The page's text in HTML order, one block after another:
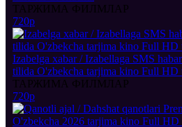
ТАРЖИМА ФИЛМЛАР
720p
Izabelga xabar / Izabellaga SMS
tilida O'zbekcha tarjima kino Full HD
ТАРЖИМА ФИЛМЛАР
720p